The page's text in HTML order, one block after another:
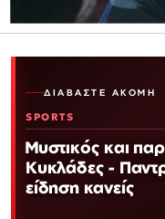
ΔΙΑΒΆΣΤΕ ΑΚΌΜΗ
SPORTS
Μυστικός και
Κυκλάδες -
είδηση κανείς